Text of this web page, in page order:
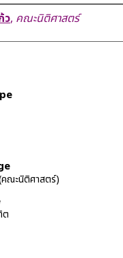
ว, คณะนิติศาสตร์
ณะนิติศาสตร์)
ต